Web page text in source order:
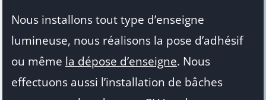
Nous installons tout type d’enseigne
lumineuse, nous réalisons la pose d’adhésif
ou même la dépose d’enseigne. Nous
effectuons aussi l’installation de bâches